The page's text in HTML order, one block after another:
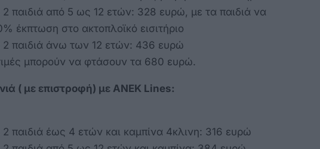
2 παιδιά από 5 ως 12 ετών: 328 ευρώ, με τα παιδιά να
έκπτωση στο ακτοπλοϊκό εισιτήριο
2 παιδιά άνω των 12 ετών: 436 ευρώ
μπορούν να φτάσουν τα 680 ευρώ.
( με επιστροφή) με ANEK Lines:
2 παιδιά έως 4 ετών και καμπίνα 4κλινη: 316 ευρώ